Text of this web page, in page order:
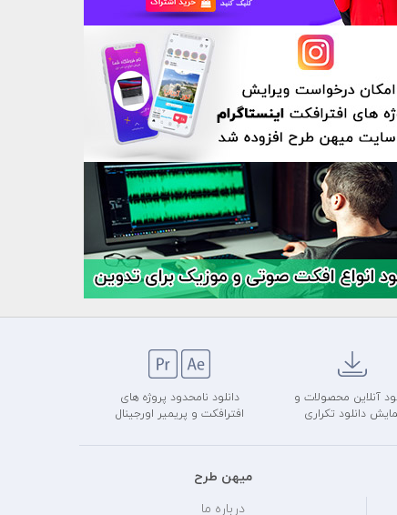
آنلاین محصولات و
دانلود تکراری
دانلود نامحدود پروژه های
افترافکت و پریمیر اورجینال
میهن طرح
درباره ما